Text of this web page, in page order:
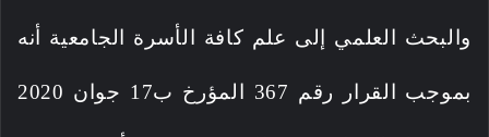
والبحث العلمي إلى علم كافة الأسرة الجامعية أنه
بموجب القرار رقم 367 المؤرخ ب17 جوان 2020